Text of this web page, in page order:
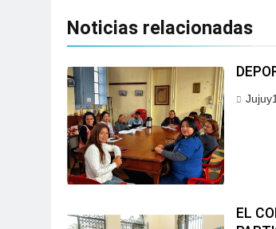
Noticias relacionadas
Jujuy1
EL